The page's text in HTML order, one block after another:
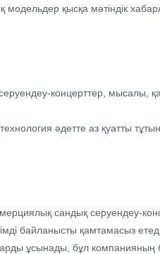
модельдер қысқа мәтіндік
концерттер, мысалы,
әдетте аз қуатты
сандық серуендеу-
байланысты қамтамасыз
ұсынады, бұл компанияның